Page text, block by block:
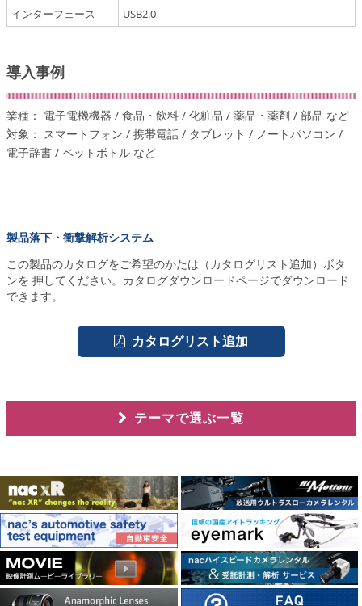
インターフェース
USB2.0
導入事例
業種： 電子電機機器 / 食品・飲料 / 化粧品 / 薬品・薬剤 / 部品 など
対象： スマートフォン / 携帯電話 / タブレット / ノートパソコン /
電子辞書 / ペットボトル など
製品落下・衝撃解析システム
この製品のカタログをご希望のかたは（カタログリスト追加）ボタ
ンを 押してください。カタログダウンロードページでダウンロード
できます。
カタログリスト追加
テーマで選ぶ一覧